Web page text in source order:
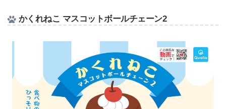
かくれねこ マスコットボールチェーン2